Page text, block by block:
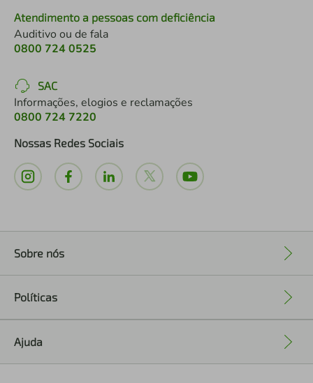
Atendimento a pessoas com deficiência
Auditivo ou de fala
0800 724 0525
SAC
Informações, elogios e reclamações
0800 724 7220
Nossas Redes Sociais
Sobre nós
Políticas
Ajuda